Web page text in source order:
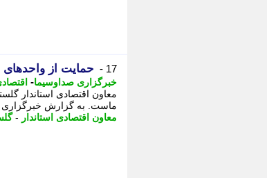
17 - حمایت از
خبرگزاری صداوسیما-
معاون اقتصادی استاندار
ماست. به گزارش خبرگزاری
معاون اقتصادی استاندار -